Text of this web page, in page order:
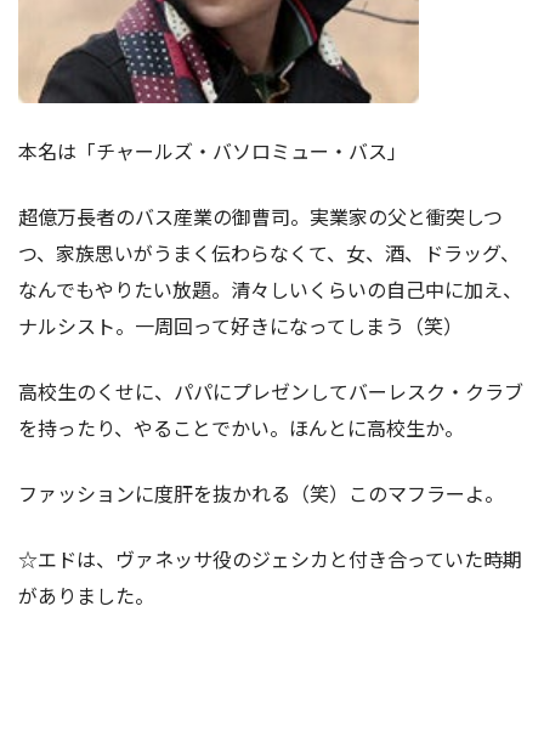
本名は「チャールズ・バソロミュー・バス」
超億万長者のバス産業の御曹司。実業家の父と衝突しつ
つ、家族思いがうまく伝わらなくて、女、酒、ドラッグ、
なんでもやりたい放題。清々しいくらいの自己中に加え、
ナルシスト。一周回って好きになってしまう（笑）
高校生のくせに、パパにプレゼンしてバーレスク・クラブ
を持ったり、やることでかい。ほんとに高校生か。
ファッションに度肝を抜かれる（笑）このマフラーよ。
☆エドは、ヴァネッサ役のジェシカと付き合っていた時期
がありました。